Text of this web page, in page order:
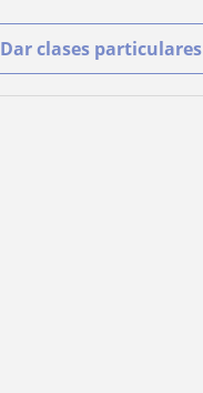
Dar clases particulares